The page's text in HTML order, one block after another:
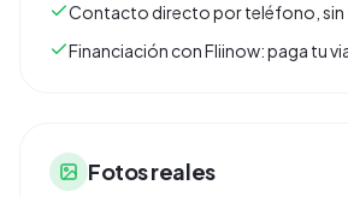
Contacto directo por teléfono, sin
Financiación con Fliinow: paga tu
Fotos reales